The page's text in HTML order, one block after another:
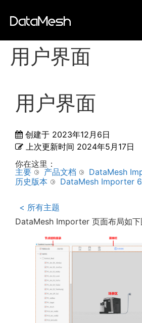
用户界面
用户界面
创建于 2023年12月6日
上次更新时间 2024年5月17日
你在这里：
主要
产品文档
DataMesh
历史版本
DataMesh Importer
< 所有主题
DataMesh Importer 页面布局如下